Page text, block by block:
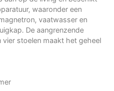
waaronder een
vaatwasser en
De aangrenzende
stoelen maakt het geheel